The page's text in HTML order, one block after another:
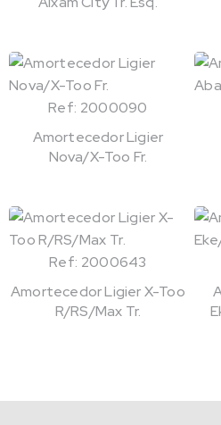
Ref: 2000090
Amortecedor Ligier
Nova/X-Too Fr.
Ref: 2000643
Amortecedor Ligier X-Too
R/RS/Max Tr.